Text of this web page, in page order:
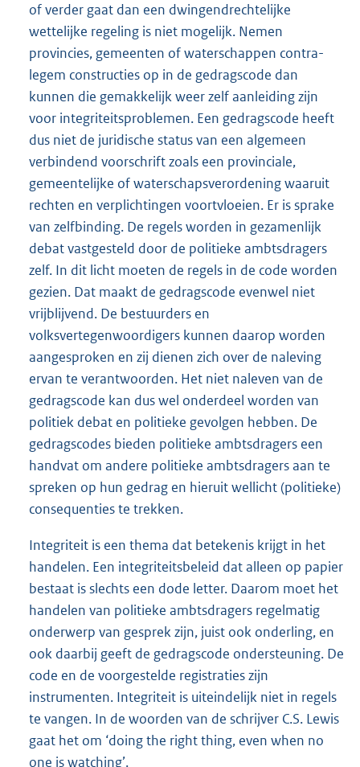
of verder gaat dan een dwingendrechtelijke
wettelijke regeling is niet mogelijk. Nemen
provincies, gemeenten of waterschappen contra-
legem constructies op in de gedragscode dan
kunnen die gemakkelijk weer zelf aanleiding zijn
voor integriteitsproblemen. Een gedragscode heeft
dus niet de juridische status van een algemeen
verbindend voorschrift zoals een provinciale,
gemeentelijke of waterschapsverordening waaruit
rechten en verplichtingen voortvloeien. Er is sprake
van zelfbinding. De regels worden in gezamenlijk
debat vastgesteld door de politieke ambtsdragers
zelf. In dit licht moeten de regels in de code worden
gezien. Dat maakt de gedragscode evenwel niet
vrijblijvend. De bestuurders en
volksvertegenwoordigers kunnen daarop worden
aangesproken en zij dienen zich over de naleving
ervan te verantwoorden. Het niet naleven van de
gedragscode kan dus wel onderdeel worden van
politiek debat en politieke gevolgen hebben. De
gedragscodes bieden politieke ambtsdragers een
handvat om andere politieke ambtsdragers aan te
spreken op hun gedrag en hieruit wellicht (politieke)
consequenties te trekken.
Integriteit is een thema dat betekenis krijgt in het
handelen. Een integriteitsbeleid dat alleen op papier
bestaat is slechts een dode letter. Daarom moet het
handelen van politieke ambtsdragers regelmatig
onderwerp van gesprek zijn, juist ook onderling, en
ook daarbij geeft de gedragscode ondersteuning. De
code en de voorgestelde registraties zijn
instrumenten. Integriteit is uiteindelijk niet in regels
te vangen. In de woorden van de schrijver C.S. Lewis
gaat het om ‘doing the right thing, even when no
one is watching’.